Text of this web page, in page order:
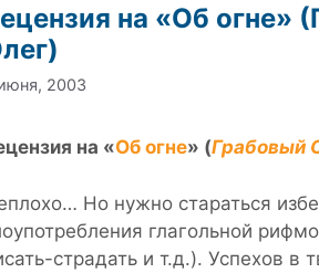
на «Об огне»
2003
на «Об огне» (Грабовый
Но нужно стараться
глагольной
страдать и т.д.). Успехов в